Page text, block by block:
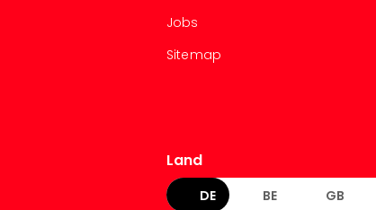
Jobs
Sitemap
Land
DE BE GB